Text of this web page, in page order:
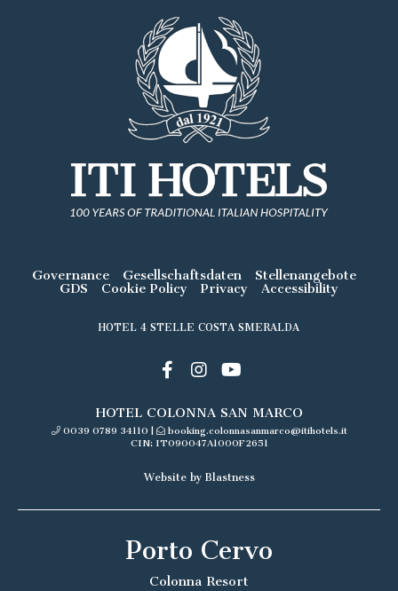
Governance Gesellschaftsdaten
Stellenangebote
GDS
Cookie Policy Privacy Accessibility
HOTEL 4 STELLE COSTA SMERALDA
HOTEL COLONNA SAN MARCO
0039 0789 34110 |
booking.colonnasanmarco@itihotels.it
CIN: IT090047A1000F2651
Website by Blastness
Porto Cervo
Colonna Resort